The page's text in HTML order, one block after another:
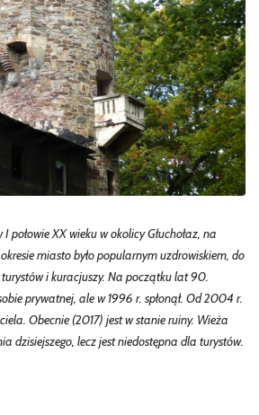
połowie XX wieku w okolicy Głuchołaz, na
miasto było popularnym uzdrowiskiem, do
turystów i kuracjuszy. Na początku lat 90.
prywatnej, ale w 1996 r. spłonął. Od 2004 r.
Obecnie (2017) jest w stanie ruiny. Wieża
dzisiejszego, lecz jest niedostępna dla turystów.